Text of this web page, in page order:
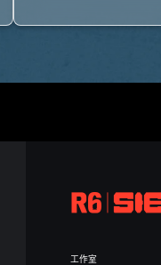
工作室